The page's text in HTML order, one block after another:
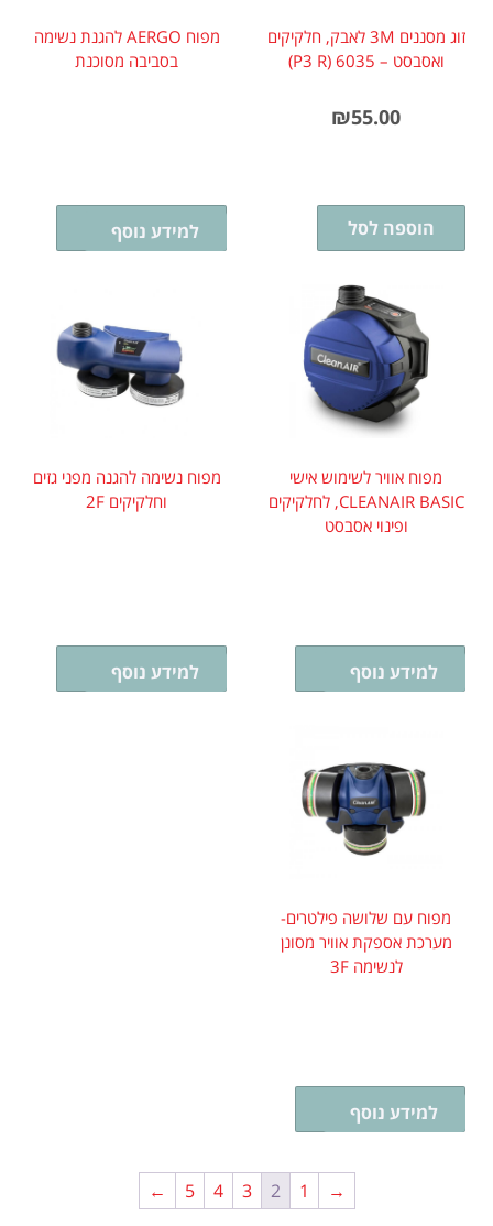
זוג מסננים 3M לאבק, חלקיקים
ואסבסט – 6035 (P3 R)
₪55.00
הוספה לסל
מפוח AERGO להגנת נשימה
בסביבה מסוכנת
בחר אפשרויות
למידע נוסף
מפוח אוויר לשימוש אישי
CLEANAIR BASIC, לחלקיקים
ופינוי אסבסט
בחר אפשרויות
למידע נוסף
מפוח נשימה להגנה מפני גזים
וחלקיקים 2F
בחר אפשרויות
למידע נוסף
מפוח עם שלושה פילטרים-
מערכת אספקת אוויר מסונן
לנשימה 3F
בחר אפשרויות
למידע נוסף
→
1
2
3
4
5
←